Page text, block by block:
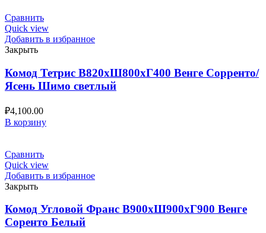
Сравнить
Quick view
Добавить в избранное
Закрыть
Комод Тетрис В820хШ800хГ400 Венге Сорренто/
Ясень Шимо светлый
₽4,100.00
В корзину
Сравнить
Quick view
Добавить в избранное
Закрыть
Комод Угловой Франс В900хШ900хГ900 Венге
Соренто Белый